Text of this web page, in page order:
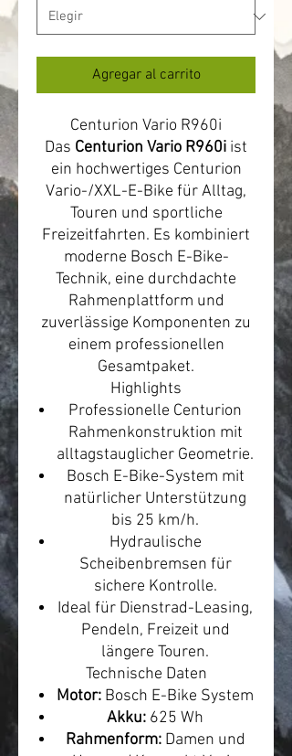
Agregar al carrito
Centurion Vario R960i
Das Centurion Vario R960i ist
ein hochwertiges Centurion
Vario-/XXL-E-Bike für Alltag,
Touren und sportliche
Freizeitfahrten. Es kombiniert
moderne Bosch E-Bike-
Technik, eine durchdachte
Rahmenplattform und
zuverlässige Komponenten zu
einem professionellen
Gesamtpaket.
Highlights
Professionelle Centurion
Rahmenkonstruktion mit
alltagstauglicher Geometrie.
Bosch E-Bike-System mit
natürlicher Unterstützung
bis 25 km/h.
Hydraulische
Scheibenbremsen für
sichere Kontrolle.
Ideal für Dienstrad-Leasing,
Pendeln, Freizeit und
längere Touren.
Technische Daten
Motor: Bosch E-Bike System
Akku: 625 Wh
Rahmenform:Damen und